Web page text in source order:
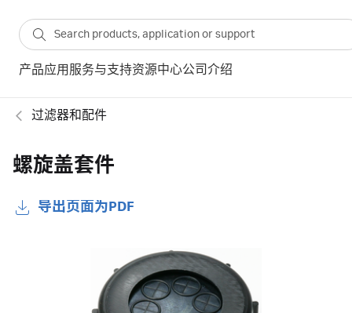
产品应用 服务与支持资源中心公司介绍
过滤器和配件
螺旋盖套件
导出页面为PDF